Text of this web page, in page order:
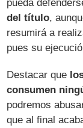
pueda
del título,
resumirá a
pues su
Destacar que
consumen
podremos
que al final